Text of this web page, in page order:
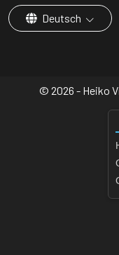
Deutsch
© 2026 - Heiko